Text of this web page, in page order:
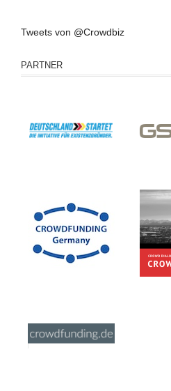
Tweets von @Crowdbiz
PARTNER